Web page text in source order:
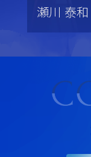
瀬川 泰和